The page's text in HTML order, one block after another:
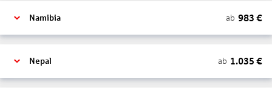
Namibia ab 983 €
Nepal ab 1.035 €